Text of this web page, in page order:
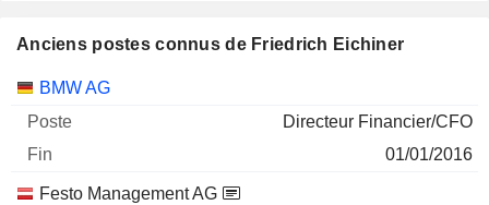
Anciens postes connus de Friedrich Eichiner
Sociétés Poste
BMW AG
Directeur Financier/CFO
01/01/2016
Festo Management AG